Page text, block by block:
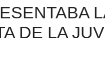
DE LA